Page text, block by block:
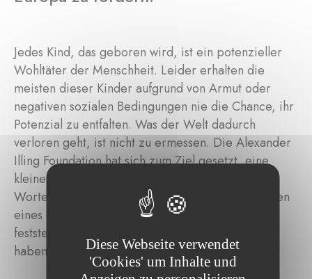
Jedes Kind, das geboren wird, ist ein potenzieller
Wohltäter der Menschheit. Leider erhalten die
meisten dieser Kinder aufgrund von Armut oder
negativen sozialen Bedingungen nie die Chance, ihr
Potenzial zu entfalten. Was der Welt dadurch
verloren geht, ist nicht zu ermessen. Die Alexander
Illing Foundation hat sich zum Ziel gesetzt, eine
kleine Anzahl dieser Kinder zu retten. In den
Worten der Stifter: "Selbst wenn wir nur das Leben
eines einzigen Kindes verändern, werden wir
feststellen, dass sich unsere Bemühungen gelohnt
haben."
Diese Webseite verwendet
'Cookies' um Inhalte und